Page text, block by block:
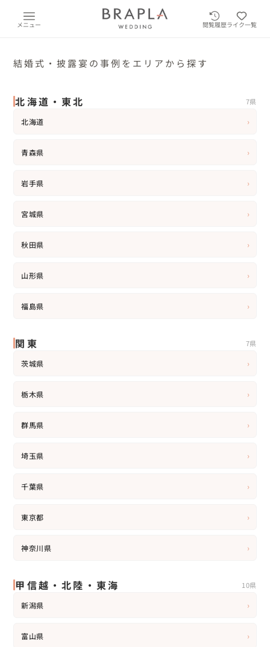
メニュー 閲覧履歴ライク一覧
結婚式・披露宴の事例をエリアから探す
北海道・東北 7県
北海道 ›
青森県 ›
岩手県 ›
宮城県 ›
秋田県 ›
山形県 ›
福島県 ›
関東 7県
茨城県 ›
栃木県 ›
群馬県 ›
埼玉県 ›
千葉県 ›
東京都 ›
神奈川県 ›
甲信越・北陸・東海 10県
新潟県 ›
富山県 ›